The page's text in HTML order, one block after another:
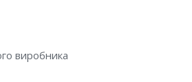
виробника